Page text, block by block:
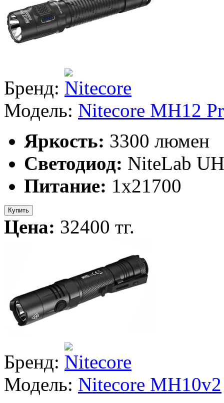
Бренд:
Модель: Nitecore MH12
Яркость: 3300 люмен
Светодиод: NiteLab
Питание: 1х21700
Купить
Цена: 32400 тг.
Бренд:
Модель: Nitecore MH10v2